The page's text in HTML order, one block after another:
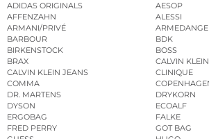
ADIDAS ORIGINALS
AESOP
AFFENZAHN
ALESSI
ARMANI/PRIVÉ
BARBOUR
BDK
BIRKENSTOCK
BOSS
BRAX
CALVIN KLEIN
CALVIN KLEIN JEANS
CLINIQUE
COMMA
DR. MARTENS
DRYKORN
DYSON
ECOALF
ERGOBAG
FALKE
FRED PERRY
GOT BAG